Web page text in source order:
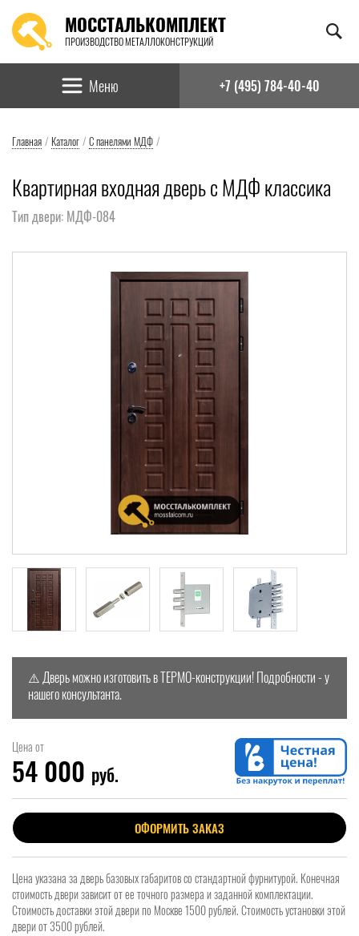
МОССТАЛЬКОМПЛЕКТ
ПРОИЗВОДСТВО МЕТАЛЛОКОНСТРУКЦИЙ
Найти:
Меню +7 (495) 784-40-40
Главная / Каталог / С панелями МДФ /
Квартирная входная дверь с МДФ классика
Тип двери: МДФ-084
⚠️Дверь можно изготовить в ТЕРМО-конструкции! Подробности - у
нашего консультанта.
Цена от
54 000 руб.
ОФОРМИТЬ ЗАКАЗ
Цена указана за дверь базовых габаритов со стандартной фурнитурой. Конечная
стоимость двери зависит от ее точного размера и заданной комплектации.
Стоимость доставки этой двери по Москве 1500 рублей. Стоимость установки этой
двери от 3500 рублей.